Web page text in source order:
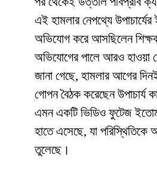
এই হামলার নেপথ্যে
অভিযোগ করে আসছিলেন
অভিযোগের পালে আরও হাওয়া
জানা গেছে, হামলার আগের
গোপন বৈঠক করেছেন উপাচার্য
এমন একটি ভিডিও ফুটেজ
হাতে এসেছে, যা পরিস্থিতিকে
তুলেছে।